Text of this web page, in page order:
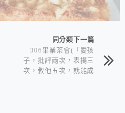
同分類下一篇
306畢業茶會(「愛孩
子，批評兩次，表揚三
次，教他五次，就能成